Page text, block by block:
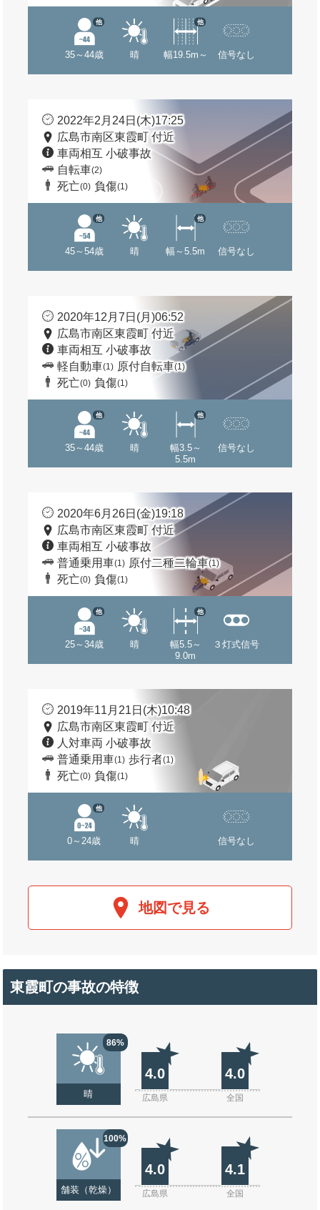
35～44歳
他
晴 幅19.5m～
他
信号なし
2022年2月24日(木)17:25
広島市南区東霞町 付近
車両相互 小破事故
自転車(2)
死亡(0) 負傷(1)
45～54歳
他
晴 幅～5.5m
他
信号なし
2020年12月7日(月)06:52
広島市南区東霞町 付近
車両相互 小破事故
軽自動車(1) 原付自転車(1)
死亡(0) 負傷(1)
35～44歳
他
晴
幅3.5～
5.5m
他
信号なし
2020年6月26日(金)19:18
広島市南区東霞町 付近
車両相互 小破事故
普通乗用車(1) 原付二種二輪車(1)
死亡(0) 負傷(1)
25～34歳
他
晴
幅5.5～
9.0m
他
３灯式信号
2019年11月21日(木)10:48
広島市南区東霞町 付近
人対車両 小破事故
普通乗用車(1) 歩行者(1)
死亡(0) 負傷(1)
0～24歳
他
晴 信号なし
地図で見る
東霞町の事故の特徴
86%
晴
4.0 4.0
広島県 全国
100%
舗装（乾燥）
4.0 4.1
広島県 全国